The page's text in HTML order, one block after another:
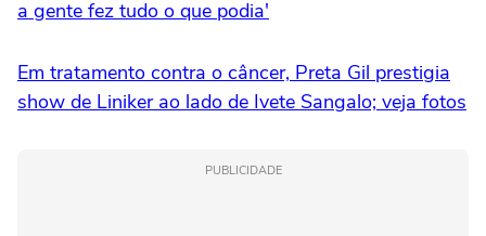
a gente fez tudo o que podia'
Em tratamento contra o câncer, Preta Gil prestigia
show de Liniker ao lado de Ivete Sangalo; veja fotos
PUBLICIDADE